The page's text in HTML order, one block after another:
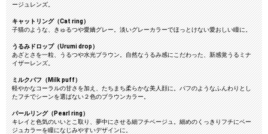
ージュレンズ。
キャットリング（Cat ring）
子猫のような、きゅるつや愛嬌グレー。淡いグレーカラーでほっとけない愛おしい瞳に。
うるみドロップ（Urumi drop）
あざとさを一粒、うるつや水光ブラウン。自然なうるみ感にこだわった、新感覚うるミナ
イザーレンズ。
ミルクパフ（Milk puff）
軽やかなコーラルの甘さを加え、たちまち柔らかな美人顔に。パフのようなふんわりとし
たフチでシーンを選ばない２色のブラウンカラー。
パールリング（Pearl ring）
キレイと色気のいいとこ取り、夢中にさせる細フチベージュ。細めのくっきりフチにベー
ジュカラーを瞳になじみやすいデザインに。